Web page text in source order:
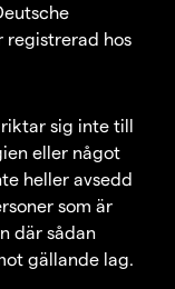
registrerad hos
sig inte till
eller något
heller avsedd
som är
där sådan
gällande lag.